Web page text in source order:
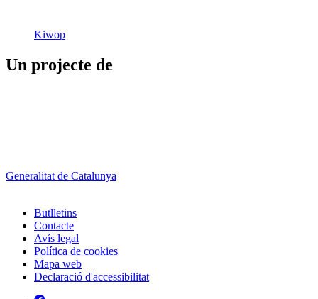
Kiwop
Un projecte de
Generalitat de Catalunya
Peu
Butlletins
Contacte
Avís legal
Política de cookies
Mapa web
Declaració d'accessibilitat